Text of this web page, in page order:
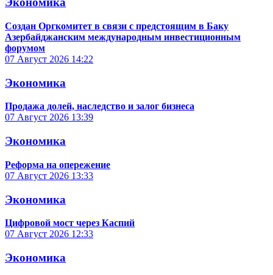
Создан Оргкомитет в связи с предстоящим в Баку
Азербайджанским международным инвестиционным
форумом
07 Август 2026 14:22
Экономика
Продажа долей, наследство и залог бизнеса
07 Август 2026 13:39
Экономика
Реформа на опережение
07 Август 2026 13:33
Экономика
Цифровой мост через Каспий
07 Август 2026 12:33
Экономика